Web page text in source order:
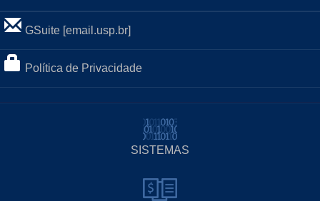
GSuite [email.usp.br]
Política de Privacidade
SISTEMAS